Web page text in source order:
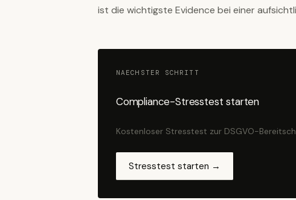
ist die wichtigste Evidence bei einer
NAECHSTER SCHRITT
Compliance-Stresstest starten
Kostenloser Stresstest zur DSGVO-
Stresstest starten →